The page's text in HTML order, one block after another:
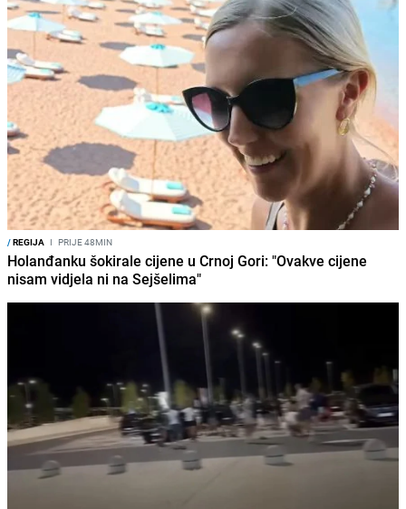
/REGIJA I PRIJE 48MIN
Holanđanku šokirale cijene u Crnoj Gori: "Ovakve cijene
nisam vidjela ni na Sejšelima"